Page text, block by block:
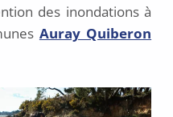
des inondations à
Auray Quiberon